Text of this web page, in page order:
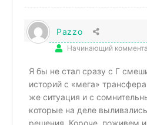
Pazzo
Начинающий
Я бы не стал сразу с Г
историй с «мега»
же ситуация и с
которые на деле
решения. Короче, поживем